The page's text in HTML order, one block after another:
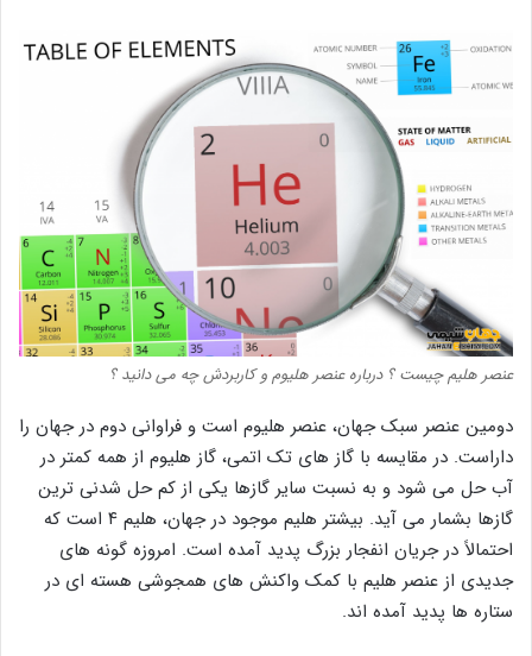
عنصر هلیم چیست ؟ درباره عنصر هلیوم و کاربردش چه می دانید ؟
دومین عنصر سبک جهان، عنصر هلیوم است و فراوانی دوم در جهان را
داراست. در مقایسه با گاز های تک اتمی، گاز هلیوم از همه کمتر در
آب حل می شود و به نسبت سایر گازها یکی از کم حل شدنی ترین
گازها بشمار می آید. بیشتر هلیم موجود در جهان، هلیم ۴ است که
احتمالاً در جریان انفجار بزرگ پدید آمده است. امروزه گونه های
جدیدی از عنصر هلیم با کمک واکنش‌ های همجوشی هسته ‌ای در
ستاره‌ ها پدید آمده اند.